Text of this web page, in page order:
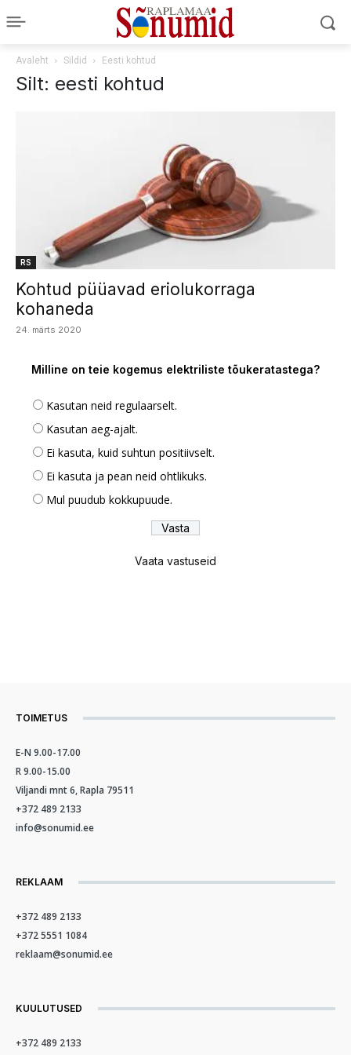
Avaleht Sildid Eesti kohtud
Silt: eesti kohtud
RS
Kohtud püüavad eriolukorraga
kohaneda
24. märts 2020
Milline on teie kogemus elektriliste tõukeratastega?
Kasutan neid regulaarselt.
Kasutan aeg-ajalt.
Ei kasuta, kuid suhtun positiivselt.
Ei kasuta ja pean neid ohtlikuks.
Mul puudub kokkupuude.
Vaata vastuseid
TOIMETUS
E-N 9.00-17.00
R 9.00-15.00
Viljandi mnt 6, Rapla 79511
+372 489 2133
info@sonumid.ee
REKLAAM
+372 489 2133
+372 5551 1084
reklaam@sonumid.ee
KUULUTUSED
+372 489 2133